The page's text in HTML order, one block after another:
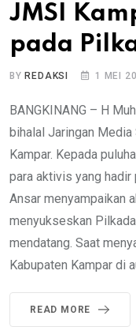
JMSI
pada
BYREDAKSI 1 MEI
BANGKINANG – H
bihalal Jaringan
Kampar. Kepada
para aktivis yang
Ansar menyampaikan
menyukseskan
mendatang. Saat
Kabupaten Kampar di
READ MORE